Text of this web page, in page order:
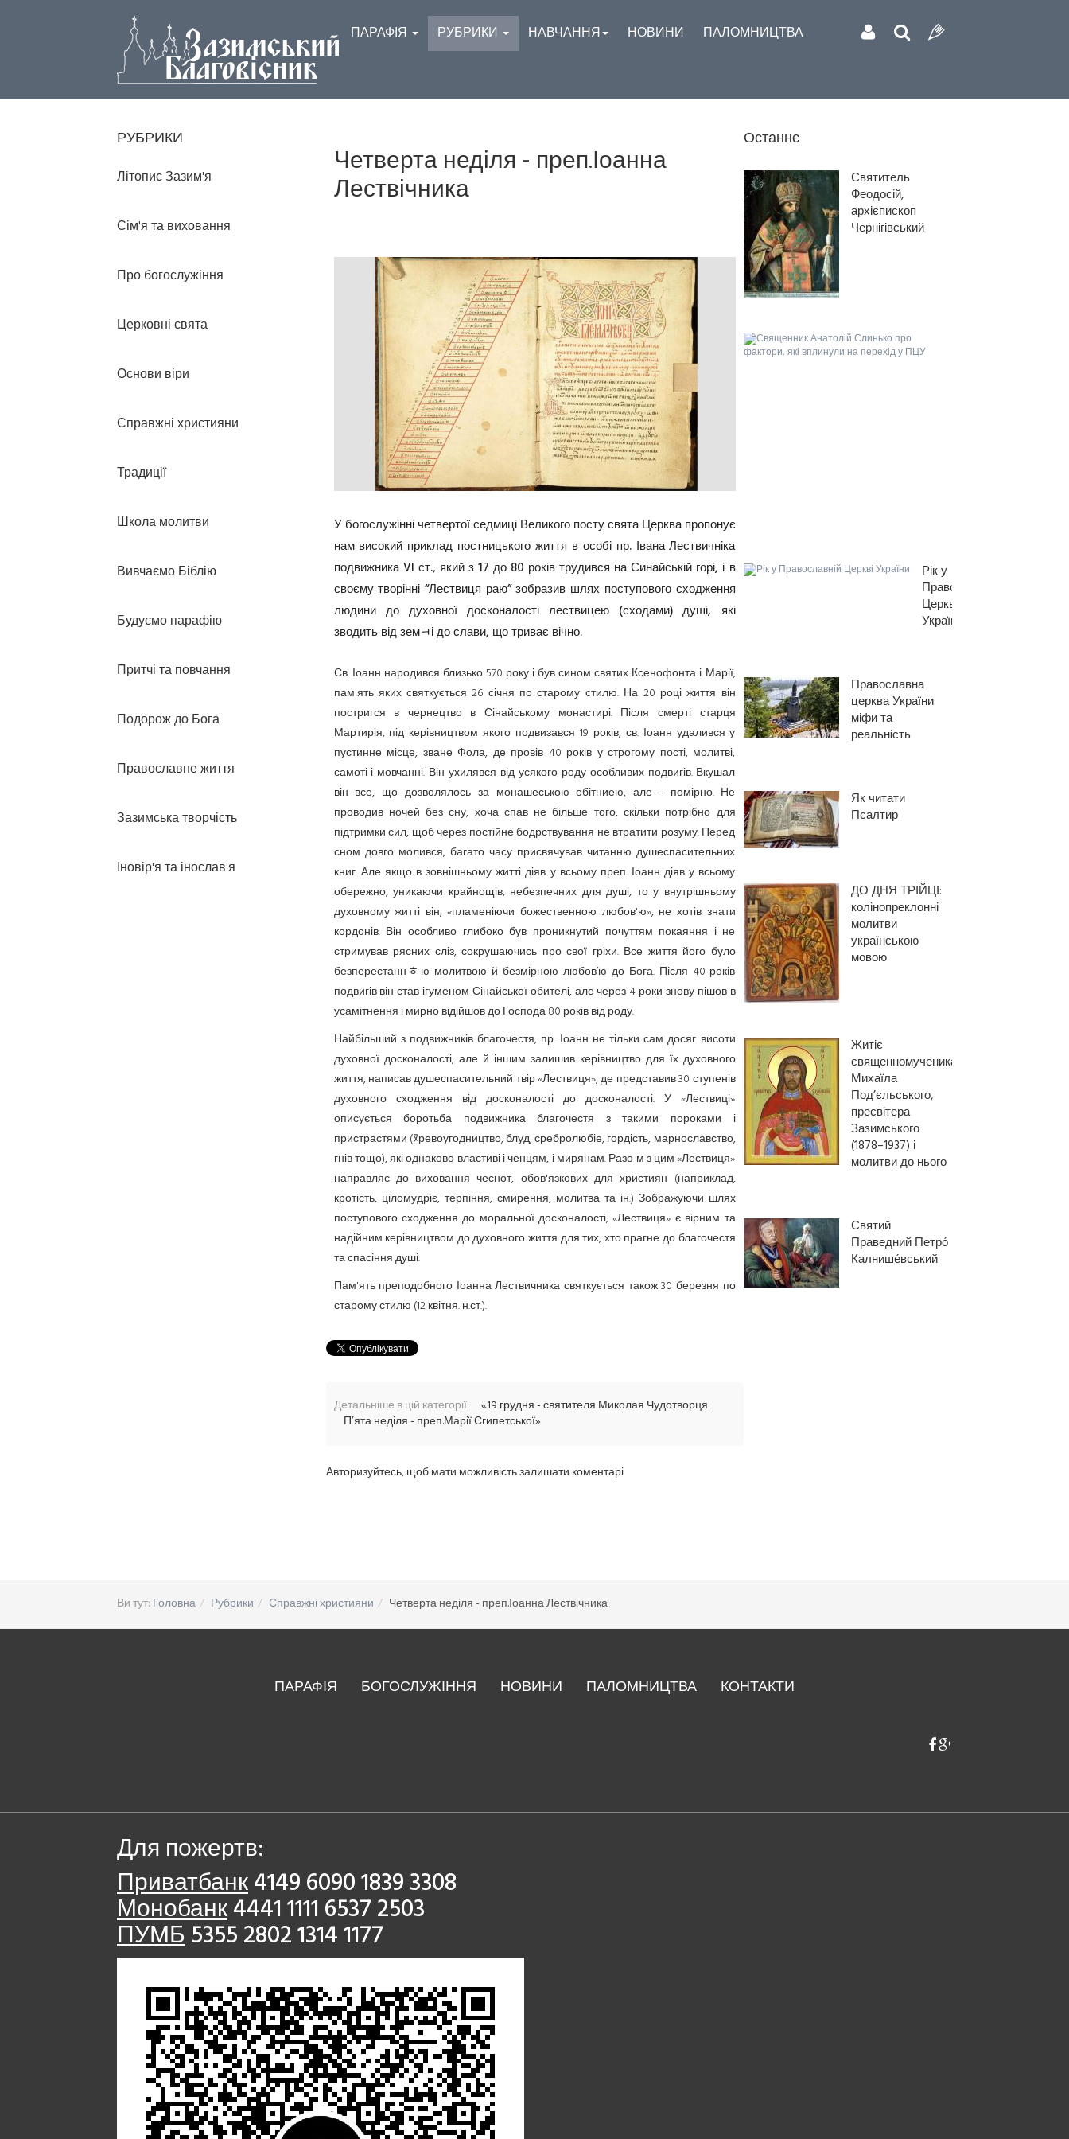
ПАРАФІЯ РУБРИКИ НАВЧАННЯ НОВИНИ ПАЛОМНИЦТВА
Четверта неділя - преп.Іоанна
Лествічника
У богослужінні четвертої седмиці Великого посту свята Церква пропонує
нам високий приклад постницького життя в особі пр. Івана Лествичніка
подвижника VI ст., який з 17 до 80 років трудився на Синайській горі, і в
своєму творінні “Лествиця раю” зобразив шлях поступового сходження
людини до духовної досконалості лествицею (сходами) душі, які
зводить від земﾻі до слави, що триває вічно.
Св. Іоанн народився близько 570 року і був сином святих Ксенофонта і Марії,
пам'ять яких святкується 26 січня по старому стилю. На 20 році життя він
постригся в чернецтво в Сінайському монастирі. Після смерті старця
Мартирія, під керівництвом якого подвизався 19 років, св. Іоанн удалився у
пустинне місце, зване Фола, де провів 40 років у строгому пості, молитві,
самоті і мовчанні. Він ухилявся від усякого роду особливих подвигів. Вкушал
він все, що дозволялось за монашеською обітниею, але - помірно. Не
проводив ночей без сну, хоча спав не більше того, скільки потрібно для
підтримки сил, щоб через постійне бодрствування не втратити розуму. Перед
сном довго молився, багато часу присвячував читанню душеспасительних
книг. Але якщо в зовнішньому житті діяв у всьому преп. Іоанн діяв у всьому
обережно, уникаючи крайнощів, небезпечних для душі, то у внутрішньому
духовному житті він, «пламеніючи божественною любов'ю», не хотів знати
кордонів. Він особливо глибоко був проникнутий почуттям покаяння і не
стримував рясних сліз, сокрушаючись про свої гріхи. Все життя його було
безперестаннﾾю молитвою й безмірною любов’ю до Бога. Після 40 років
подвигів він став ігуменом Сінайської обителі, але через 4 роки знову пішов в
усамітнення і мирно відійшов до Господа 80 років від роду.
Найбільший з подвижників благочестя, пр. Іоанн не тільки сам досяг висоти
духовної досконалості, але й іншим залишив керівництво для їх духовного
життя, написав душеспасительний твір «Лествиця», де представив 30 ступенів
духовного сходження від досконалості до досконалості. У «Лествиці»
описується боротьба подвижника благочестя з такими пороками і
пристрастями (ﾇревоугодництво, блуд, сребролюбіе, гордість, марнославство,
гнів тощо), які однаково властиві і ченцям, і мирянам. Разо м з цим «Лествиця»
направляє до виховання чеснот, обов'язкових для християн (наприклад,
кротість, ціломудріє, терпіння, смирення, молитва та ін.) Зображуючи шлях
поступового сходження до моральної досконалості, «Лествиця» є вірним та
надійним керівництвом до духовного життя для тих, хто прагне до благочестя
та спасіння душі.
Пам'ять преподобного Іоанна Лествичника святкується також 30 березня по
старому стилю (12 квітня. н.ст.).
Детальніше в цій категорії:
«19 грудня - святителя Миколая Чудотворця
П’ята неділя - преп.Марії Єгипетської»
Авторизуйтесь, щоб мати можливість залишати коментарі
РУБРИКИ
Літопис Зазим'я
Сім'я та виховання
Про богослужіння
Церковні свята
Основи віри
Справжні християни
Традиції
Школа молитви
Вивчаємо Біблію
Будуємо парафію
Притчі та повчання
Подорож до Бога
Православне життя
Зазимська творчість
Іновір'я та інослав'я
Останнє
Святитель
Феодосій,
архієпископ
Чернігівський
Рік у
Православній
Церкві
України
Православна
церква України:
міфи та
реальнiсть
Як читати
Псалтир
ДО ДНЯ ТРІЙЦІ:
колінопреклонні
молитви
українською
мовою
Житіє
священномученика
Михаїла
Под’єльського,
пресвітера
Зазимського
(1878–1937) і
молитви до нього
Святий
Праведний Петро́
Калнише́вський
Ви тут: Головна Рубрики Справжні християни Четверта неділя - преп.Іоанна Лествічника
ПАРАФІЯ БОГОСЛУЖІННЯ НОВИНИ ПАЛОМНИЦТВА КОНТАКТИ
Для пожертв:
Приватбанк4149 6090 1839 3308
Монобанк4441 1111 6537 2503
ПУМБ5355 2802 1314 1177